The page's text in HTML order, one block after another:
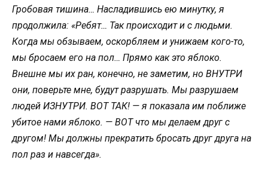
Гробовая тишина… Насладившись ею минутку, я
продолжила: «Ребят… Так происходит и с людьми.
Когда мы обзываем, оскорбляем и унижаем кого-то,
мы бросаем его на пол… Прямо как это яблоко.
Внешне мы их ран, конечно, не заметим, но ВНУТРИ
они, поверьте мне, будут разрушать. Мы разрушаем
людей ИЗНУТРИ. ВОТ ТАК! — я показала им поближе
убитое нами яблоко. — ВОТ что мы делаем друг с
другом! Мы должны прекратить бросать друг друга на
пол раз и навсегда».